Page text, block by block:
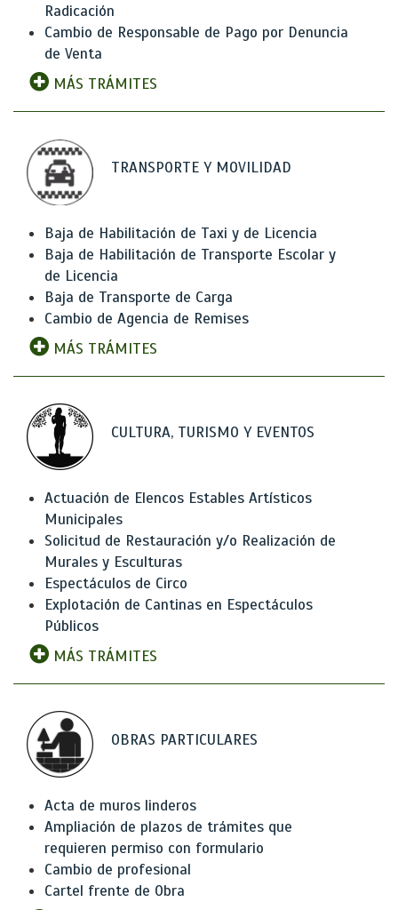
Radicación
Cambio de Responsable de Pago por Denuncia
de Venta
MÁS TRÁMITES
TRANSPORTE Y MOVILIDAD
Baja de Habilitación de Taxi y de Licencia
Baja de Habilitación de Transporte Escolar y
de Licencia
Baja de Transporte de Carga
Cambio de Agencia de Remises
MÁS TRÁMITES
CULTURA, TURISMO Y EVENTOS
Actuación de Elencos Estables Artísticos
Municipales
Solicitud de Restauración y/o Realización de
Murales y Esculturas
Espectáculos de Circo
Explotación de Cantinas en Espectáculos
Públicos
MÁS TRÁMITES
OBRAS PARTICULARES
Acta de muros linderos
Ampliación de plazos de trámites que
requieren permiso con formulario
Cambio de profesional
Cartel frente de Obra